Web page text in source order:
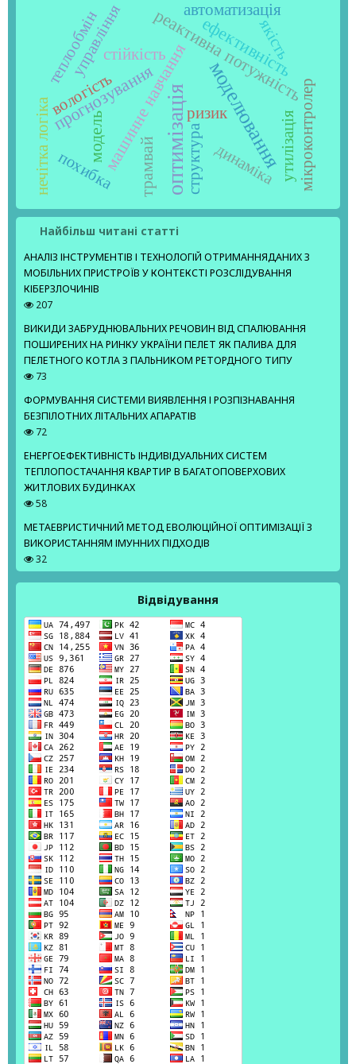
оптимізаціямоделювання
реактивна потужність
ефективність
машинне навчання
модель
прогнозування
трамвай
вологість ризик
управління
теплообмін
структура
стійкість
мікроконтролер
якість
нечітка логіка динаміка
автоматизація
похибка утилізація
Найбільш читані статті
АНАЛІЗ ІНСТРУМЕНТІВ І ТЕХНОЛОГІЙ ОТРИМАННЯДАНИХ З
МОБІЛЬНИХ ПРИСТРОЇВ У КОНТЕКСТІ РОЗСЛІДУВАННЯ
КІБЕРЗЛОЧИНІВ
207
ВИКИДИ ЗАБРУДНЮВАЛЬНИХ РЕЧОВИН ВІД СПАЛЮВАННЯ
ПОШИРЕНИХ НА РИНКУ УКРАЇНИ ПЕЛЕТ ЯК ПАЛИВА ДЛЯ
ПЕЛЕТНОГО КОТЛА З ПАЛЬНИКОМ РЕТОРДНОГО ТИПУ
73
ФОРМУВАННЯ СИСТЕМИ ВИЯВЛЕННЯ І РОЗПІЗНАВАННЯ
БЕЗПІЛОТНИХ ЛІТАЛЬНИХ АПАРАТІВ
72
ЕНЕРГОЕФЕКТИВНІСТЬ ІНДИВІДУАЛЬНИХ СИСТЕМ
ТЕПЛОПОСТАЧАННЯ КВАРТИР В БАГАТОПОВЕРХОВИХ
ЖИТЛОВИХ БУДИНКАХ
58
МЕТАЕВРИСТИЧНИЙ МЕТОД ЕВОЛЮЦІЙНОЇ ОПТИМІЗАЦІЇ З
ВИКОРИСТАННЯМ ІМУННИХ ПІДХОДІВ
32
Відвідування